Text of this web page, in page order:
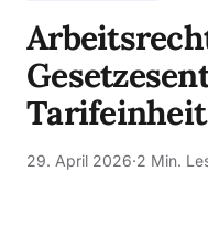
29. April 2026·2 Min.